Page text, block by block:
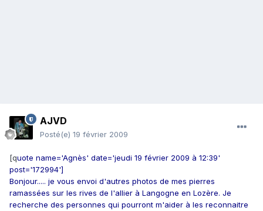
AJVD
Posté(e) 19 février 2009
[quote name='Agnès' date='jeudi 19 février 2009 à 12:39'
post='172994']
Bonjour..... je vous envoi d'autres photos de mes pierres
ramassées sur les rives de l'allier à Langogne en Lozère. Je
recherche des personnes qui pourront m'aider à les reconnaitre